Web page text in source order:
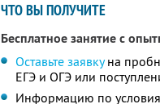
ЧТО ВЫ ПОЛУЧИТЕ
Бесплатное занятие с
Оставьте заявкуна
ЕГЭ и ОГЭ или
Информацию по